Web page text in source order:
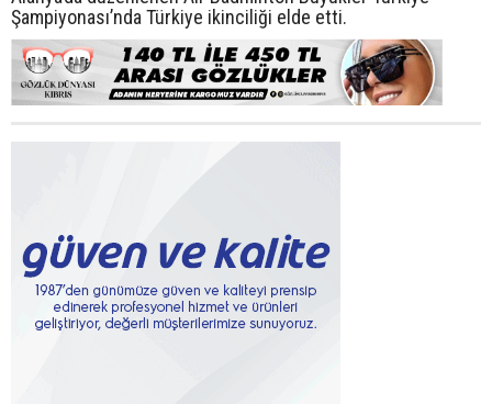
Şampiyonası’nda Türkiye ikinciliği elde etti.